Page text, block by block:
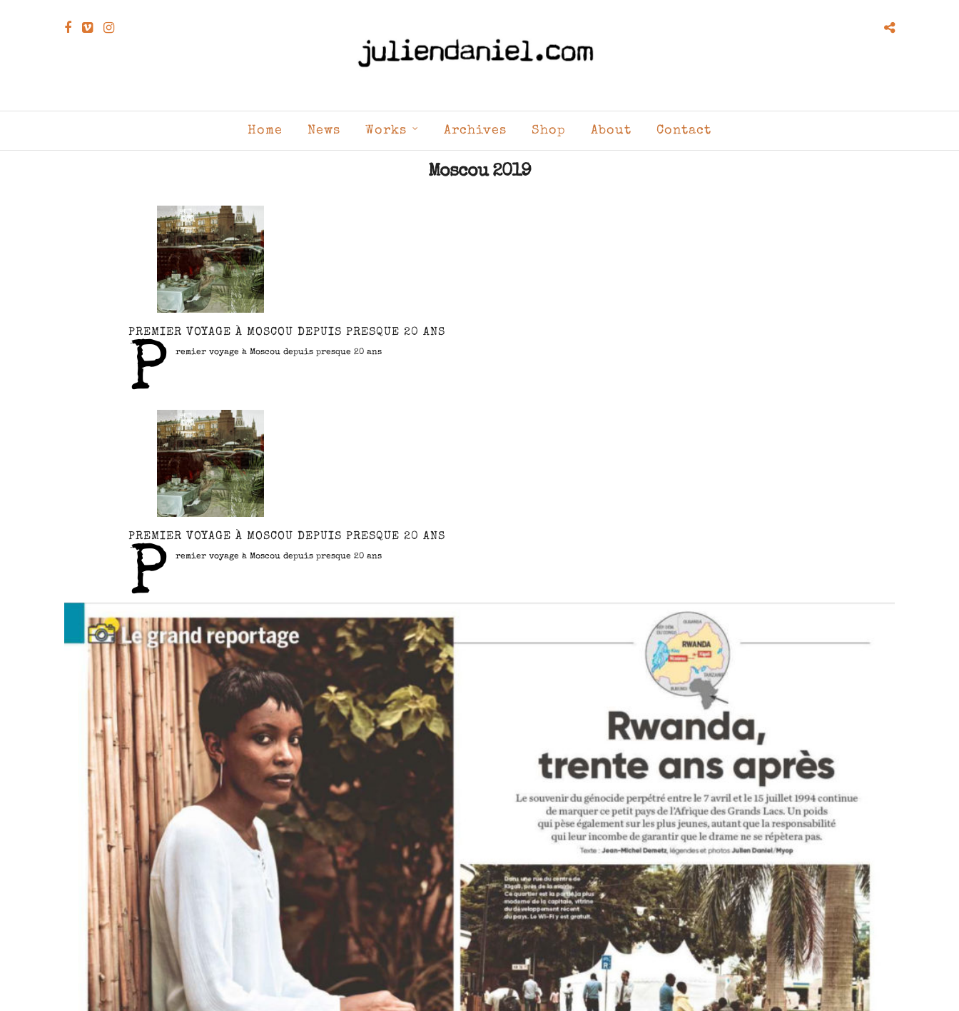
Home News Works Archives Shop About Contact
Moscou 2019
PREMIER VOYAGE À MOSCOU DEPUIS PRESQUE 20 ANS
P remier voyage à Moscou depuis presque 20 ans
PREMIER VOYAGE À MOSCOU DEPUIS PRESQUE 20 ANS
P remier voyage à Moscou depuis presque 20 ans